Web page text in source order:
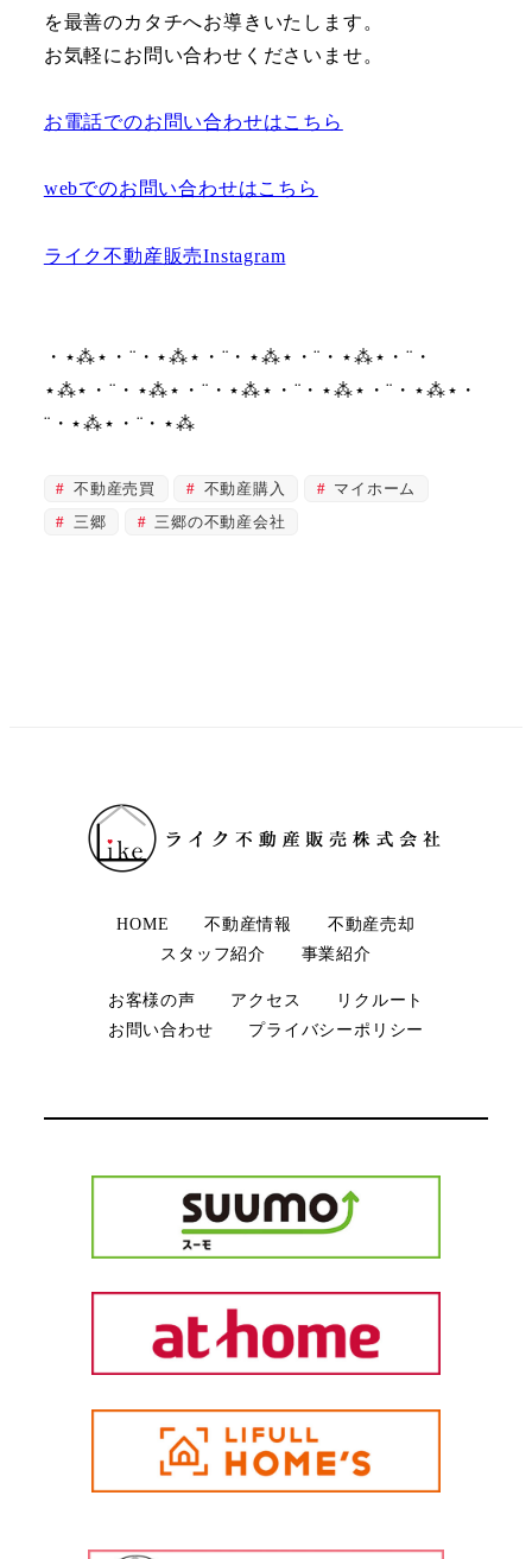
を最善のカタチへお導きいたします。
お気軽にお問い合わせくださいませ。
お電話でのお問い合わせはこちら
webでのお問い合わせはこちら
ライク不動産販売Instagram
・⋆⁂⋆・¨・⋆⁂⋆・¨・⋆⁂⋆・¨・⋆⁂⋆・¨・
⋆⁂⋆・¨・⋆⁂⋆・¨・⋆⁂⋆・¨・⋆⁂⋆・¨・⋆⁂⋆・
¨・⋆⁂⋆・¨・⋆⁂
不動産売買 不動産購入
マイホーム
三郷
三郷の不動産会社
HOME 不動産情報
不動産売却
スタッフ紹介
事業紹介
お客様の声 アクセス
リクルート
お問い合わせ
プライバシーポリシー